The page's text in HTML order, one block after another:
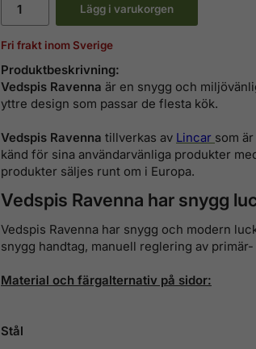
Lägg i varukorgen
Fri frakt inom Sverige
Produktbeskrivning:
Vedspis Ravenna är en snygg och
yttre design som passar de flesta kök.
Vedspis Ravenna tillverkas av Lincar som
känd för sina användarvänliga produkter
produkter säljes runt om i Europa.
Vedspis Ravenna har snygg
Vedspis Ravenna har snygg och modern
snygg handtag, manuell reglering av
Material och färgalternativ på sidor:
Stål